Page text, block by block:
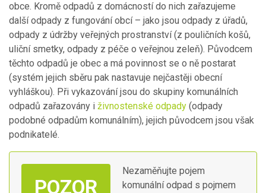
obce. Kromě odpadů z domácností do nich zařazujeme
další odpady z fungování obcí – jako jsou odpady z úřadů,
odpady z údržby veřejných prostranství (z pouličních košů,
uliční smetky, odpady z péče o veřejnou zeleň). Původcem
těchto odpadů je obec a má povinnost se o ně postarat
(systém jejich sběru pak nastavuje nejčastěji obecní
vyhláškou). Při vykazování jsou do skupiny komunálních
odpadů zařazovány i živnostenské odpady (odpady
podobné odpadům komunálním), jejich původcem jsou však
podnikatelé.
Nezaměňujte pojem
komunální odpad s pojmem